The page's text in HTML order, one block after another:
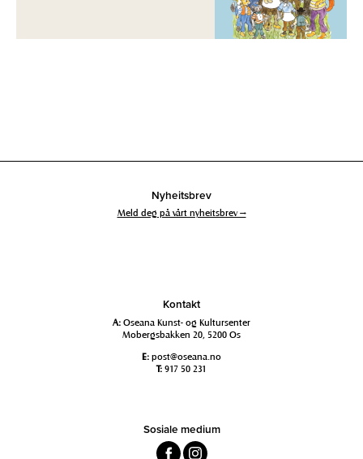
Nyheitsbrev
Meld deg på vårt nyheitsbrev →
Kontakt
A: Oseana Kunst- og Kultursenter
Mobergsbakken 20, 5200 Os
E: post@oseana.no
T: 917 50 231
Sosiale medium